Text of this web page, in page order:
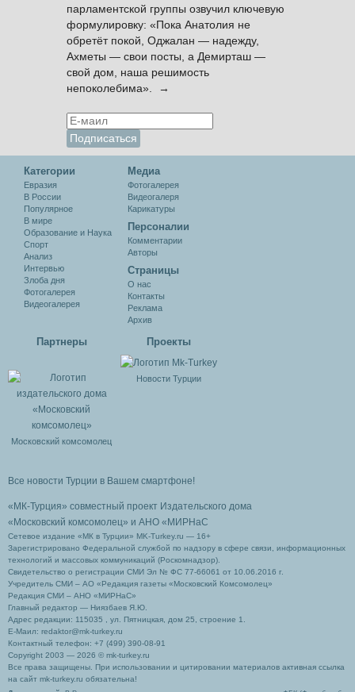
парламентской группы озвучил ключевую
формулировку: «Пока Анатолия не
обретёт покой, Оджалан — надежду,
Ахметы — свои посты, а Демирташ —
свой дом, наша решимость
непоколебима». →
Категории
Евразия
В России
Популярное
В мире
Образование и Наука
Спорт
Анализ
Интервью
Злоба дня
Фотогалерея
Видеогалерея
Медиа
Фотогалерея
Видеогалеря
Карикатуры
Персоналии
Комментарии
Авторы
Cтраницы
О нас
Контакты
Реклама
Архив
Партнеры
Московский комсомолец
Проекты
Новости Турции
Все новости Турции в Вашем смартфоне!
«МК-Турция» совместный проект Издательского дома
«Московский комсомолец» и АНО «МИРНаС
Сетевое издание «МК в Турции» MK-Turkey.ru — 16+
Зарегистрировано Федеральной службой по надзору в сфере связи, информационных
технологий и массовых коммуникаций (Роскомнадзор).
Свидетельство о регистрации СМИ Эл № ФС 77-66061 от 10.06.2016 г.
Учредитель СМИ – АО «Редакция газеты «Московский Комсомолец»
Редакция СМИ – АНО «МИРНаС»
Главный редактор — Ниязбаев Я.Ю.
Адрес редакции: 115035 , ул. Пятницкая, дом 25, строение 1.
Е-Маил: redaktor@mk-turkey.ru
Контактный телефон: +7 (499) 390-08-91
Copyright 2003 — 2026 © mk-turkey.ru
Все права защищены. При использовании и цитировании материалов активная ссылка
на сайт mk-turkey.ru обязательна!